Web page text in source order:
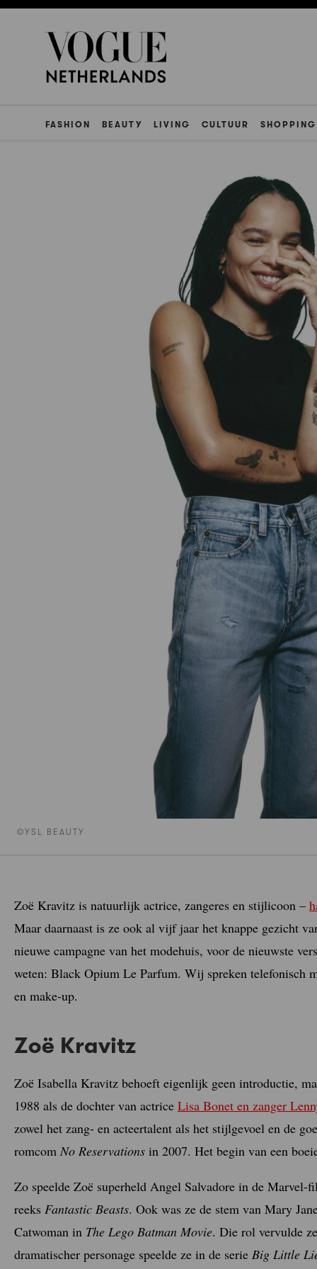
FASHION BEAUTY LIVING CULTUUR SHOPPING
©YSL BEAUTY
Zoë Kravitz is natuurlijk actrice, zangeres en stijlicoon –
Maar daarnaast is ze ook al vijf jaar het knappe gezicht
nieuwe campagne van het modehuis, voor de nieuwste
weten: Black Opium Le Parfum. Wij spreken telefonisch
en make-up.
Zoë Kravitz
Zoë Isabella Kravitz behoeft eigenlijk geen introductie,
1988 als de dochter van actrice Lisa Bonet en zanger
zowel het zang- en acteertalent als het stijlgevoel en de
romcom No Reservations in 2007. Het begin van een
Zo speelde Zoë superheld Angel Salvadore in de Marvel-
reeks Fantastic Beasts. Ook was ze de stem van Mary
Catwoman in The Lego Batman Movie. Die rol vervulde
dramatischer personage speelde ze in de serie Big Little